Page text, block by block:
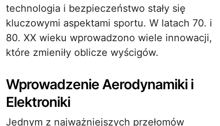
technologia i bezpieczeństwo stały się
kluczowymi aspektami sportu. W latach 70. i
80. XX wieku wprowadzono wiele innowacji,
które zmieniły oblicze wyścigów.
Wprowadzenie Aerodynamiki i
Elektroniki
Jednym z najważniejszych przełomów